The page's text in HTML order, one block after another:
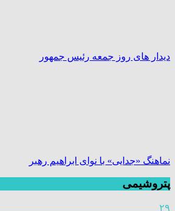
دیدار های روز جمعه رئیس جمهور
نماهنگ «جدایی» با نوای ابراهیم رهبر
پتروشیمی
۲۹